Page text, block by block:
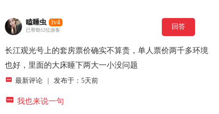
瞌睡虫 lv4
已帮助12位游客 回答
长江观光号上的套房票价确实不算贵，单人票价两千多环境
也好，里面的大床睡下两大一小没问题
 最新评论 发布于：5天前
 我也来说一句